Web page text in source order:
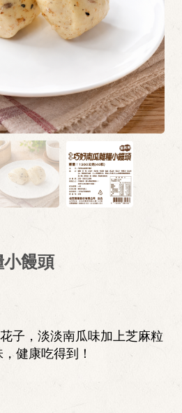
饅頭
子，淡淡南瓜味加上芝麻粒
健康吃得到！